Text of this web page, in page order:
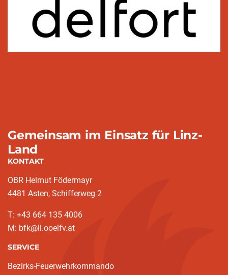
Gemeinsam im Einsatz für Linz-
Land
KONTAKT
OBR Helmut Födermayr
4481 Asten, Schifferweg 2
T: +43 664 135 4006
M: bfk@ll.ooelfv.at
SERVICE
Bezirks-Feuerwehrkommando